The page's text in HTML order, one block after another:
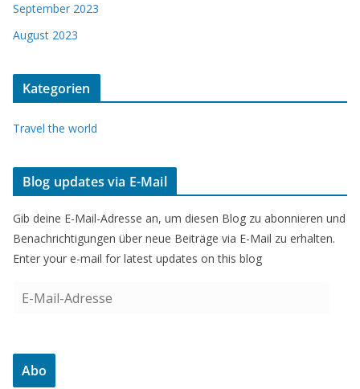
September 2023
August 2023
Kategorien
Travel the world
Blog updates via E-Mail
Gib deine E-Mail-Adresse an, um diesen Blog zu abonnieren und
Benachrichtigungen über neue Beiträge via E-Mail zu erhalten.
Enter your e-mail for latest updates on this blog
a
Abo